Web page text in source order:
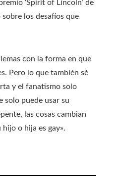
‘Spirit of Lincoln’ de
los desafíos que
con la forma en que
Pero lo que también sé
y el fanatismo solo
solo puede usar su
las cosas cambian
o hija es gay».